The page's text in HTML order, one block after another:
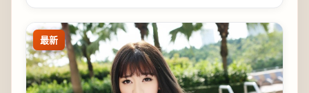
最新